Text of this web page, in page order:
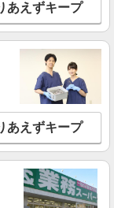
を見る
利用者さんと家事
い有/週払い有/交
く≫
細を見る
あえずキープ
あえずキープ